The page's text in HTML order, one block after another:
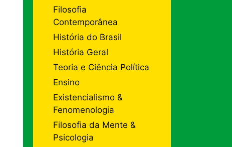
Filosofia
Contemporânea
História do Brasil
História Geral
Teoria e Ciência Política
Ensino
Existencialismo &
Fenomenologia
Filosofia da Mente &
Psicologia